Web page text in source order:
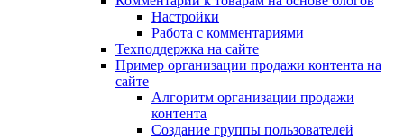
Настройки
Работа с комментариями
Техподдержка на сайте
Пример организации продажи контента на
сайте
Алгоритм организации продажи
контента
Создание группы пользователей